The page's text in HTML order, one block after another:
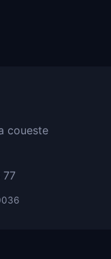
coueste
77